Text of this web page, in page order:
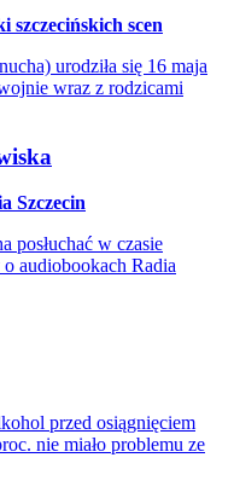
scen
urodziła się 16 maja
wraz z rodzicami
Szczecin
posłuchać w czasie
audiobookach Radia
przed osiągnięciem
nie miało problemu ze